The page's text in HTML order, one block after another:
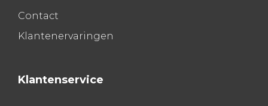
Contact
Klantenervaringen
Klantenservice